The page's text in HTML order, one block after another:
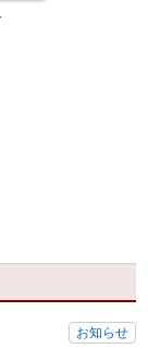
お知らせ